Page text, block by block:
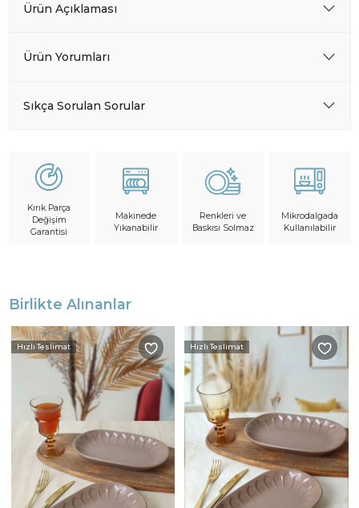
Ürün Açıklaması
Ürün Yorumları
Sıkça Sorulan Sorular
Kırık Parça
Değişim
Garantisi
Makinede
Yıkanabilir
Renkleri ve
Baskısı Solmaz
Mikrodalgada
Kullanılabilir
Birlikte Alınanlar
Hızlı Teslimat Hızlı Teslimat